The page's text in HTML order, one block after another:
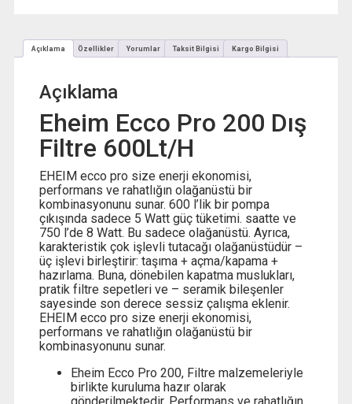
Açıklama Özellikler Yorumlar Taksit Bilgisi Kargo Bilgisi
Açıklama
Eheim Ecco Pro 200 Dış
Filtre 600Lt/H
EHEIM ecco pro size enerji ekonomisi,
performans ve rahatlığın olağanüstü bir
kombinasyonunu sunar. 600 l’lik bir pompa
çıkışında sadece 5 Watt güç tüketimi. saatte ve
750 l’de 8 Watt. Bu sadece olağanüstü. Ayrıca,
karakteristik çok işlevli tutacağı olağanüstüdür –
üç işlevi birleştirir: taşıma + açma/kapama +
hazırlama. Buna, dönebilen kapatma muslukları,
pratik filtre sepetleri ve – seramik bileşenler
sayesinde son derece sessiz çalışma eklenir.
EHEIM ecco pro size enerji ekonomisi,
performans ve rahatlığın olağanüstü bir
kombinasyonunu sunar.
Eheim Ecco Pro 200, Filtre malzemeleriyle
birlikte kuruluma hazır olarak